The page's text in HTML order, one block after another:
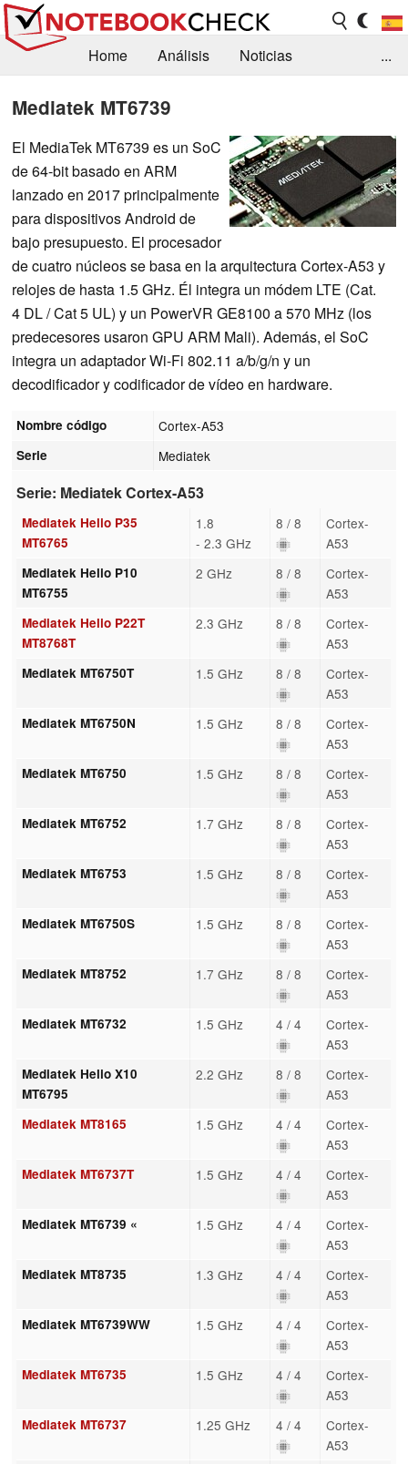
Home Análisis
Noticias
Busca
Contacto
...
Mediatek MT6739
El MediaTek MT6739 es un SoC
de 64-bit basado en ARM
lanzado en 2017 principalmente
para dispositivos Android de
bajo presupuesto. El procesador
de cuatro núcleos se basa en la arquitectura Cortex-A53 y
relojes de hasta 1.5 GHz. Él integra un módem LTE (Cat.
4 DL / Cat 5 UL) y un PowerVR GE8100 a 570 MHz (los
predecesores usaron GPU ARM Mali). Además, el SoC
integra un adaptador Wi-Fi 802.11 a/b/g/n y un
decodificador y codificador de vídeo en hardware.
Nombre código Cortex-A53
Serie Mediatek
Serie: Mediatek Cortex-A53
Mediatek Helio P35
MT6765
1.8
- 2.3 GHz
8 / 8
Cortex-
A53
Mediatek Helio P10
MT6755
2 GHz 8 / 8
Cortex-
A53
Mediatek Helio P22T
MT8768T
2.3 GHz 8 / 8
Cortex-
A53
Mediatek MT6750T 1.5 GHz 8 / 8
Cortex-
A53
Mediatek MT6750N 1.5 GHz 8 / 8
Cortex-
A53
Mediatek MT6750 1.5 GHz 8 / 8
Cortex-
A53
Mediatek MT6752 1.7 GHz 8 / 8
Cortex-
A53
Mediatek MT6753 1.5 GHz 8 / 8
Cortex-
A53
Mediatek MT6750S 1.5 GHz 8 / 8
Cortex-
A53
Mediatek MT8752 1.7 GHz 8 / 8
Cortex-
A53
Mediatek MT6732 1.5 GHz 4 / 4
Cortex-
A53
Mediatek Helio X10
MT6795
2.2 GHz 8 / 8
Cortex-
A53
Mediatek MT8165 1.5 GHz 4 / 4
Cortex-
A53
Mediatek MT6737T 1.5 GHz 4 / 4
Cortex-
A53
Mediatek MT6739 « 1.5 GHz 4 / 4
Cortex-
A53
Mediatek MT8735 1.3 GHz 4 / 4
Cortex-
A53
Mediatek MT6739WW 1.5 GHz 4 / 4
Cortex-
A53
Mediatek MT6735 1.5 GHz 4 / 4
Cortex-
A53
Mediatek MT6737 1.25 GHz 4 / 4
Cortex-
A53